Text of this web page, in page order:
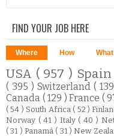
FIND YOUR JOB HERE
Where How What
USA ( 957 ) Spain
( 395 ) Switzerland (
Canada ( 129 )France (
( 54 ) South Africa ( 52 )
Norway ( 41 ) Italy ( 40 )
( 31 )Panamá ( 31 ) New